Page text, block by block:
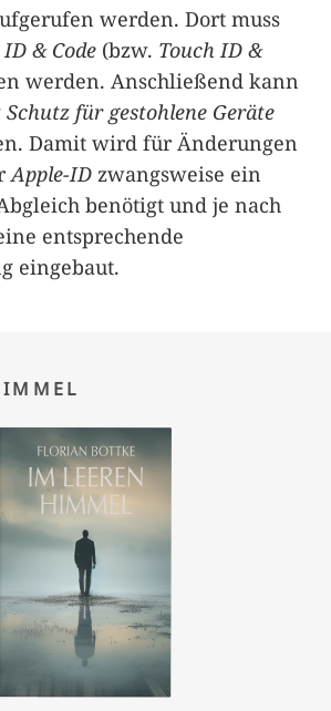
werden. Dort muss
ID & Code (bzw. Touch ID &
werden. Anschließend kann
Schutz für gestohlene Geräte
Damit wird für Änderungen
Apple-ID zwangsweise ein
benötigt und je nach
entsprechende
eingebaut.